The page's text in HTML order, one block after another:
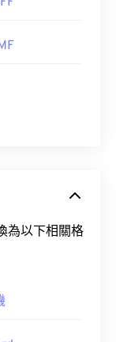
為以下相關格